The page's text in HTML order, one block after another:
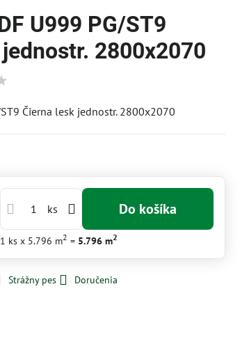
U999 PG/ST9
2800x2070
Čierna lesk jednostr. 2800x2070
ks Do košíka
1 ksx 5.796 m2 = 5.796 m2
Strážny pes Doručenia